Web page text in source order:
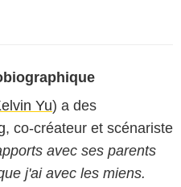
Yu) a des
, co-créateur et scénariste
avec ses parents
j'ai avec les miens.